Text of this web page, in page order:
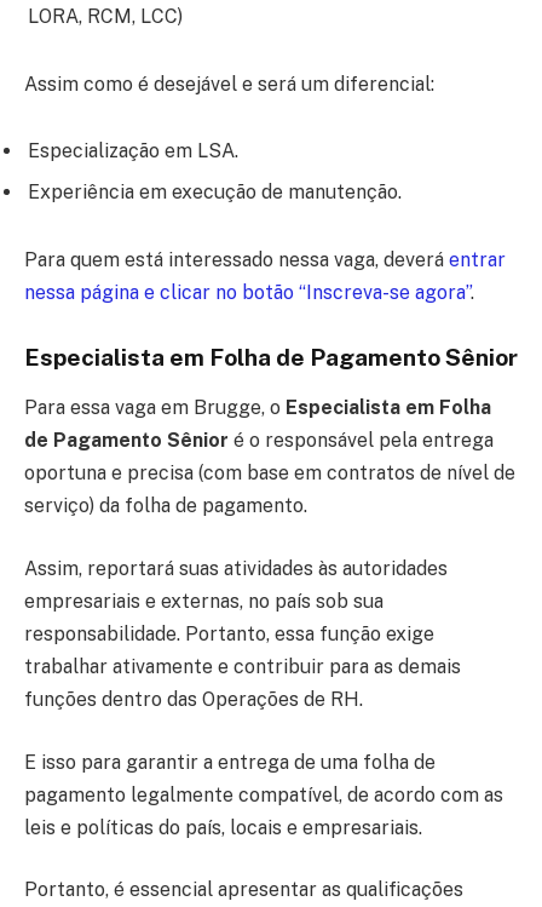
LORA, RCM, LCC)
Assim como é desejável e será um diferencial:
Especialização em LSA.
Experiência em execução de manutenção.
Para quem está interessado nessa vaga, deverá entrar
nessa página e clicar no botão “Inscreva-se agora”.
Especialista em Folha de Pagamento Sênior
Para essa vaga em Brugge, o Especialista em Folha
de Pagamento Sênior é o responsável pela entrega
oportuna e precisa (com base em contratos de nível de
serviço) da folha de pagamento.
Assim, reportará suas atividades às autoridades
empresariais e externas, no país sob sua
responsabilidade. Portanto, essa função exige
trabalhar ativamente e contribuir para as demais
funções dentro das Operações de RH.
E isso para garantir a entrega de uma folha de
pagamento legalmente compatível, de acordo com as
leis e políticas do país, locais e empresariais.
Portanto, é essencial apresentar as qualificações